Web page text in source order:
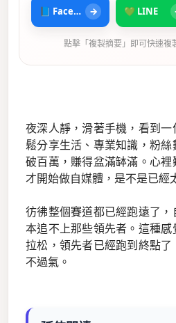
📘 Facebook → 💚 LINE
點擊「複製摘要」即可快速複
夜深人靜，滑著手機，看到
鬆分享生活、專業知識，粉
破百萬，賺得盆滿缽滿。心
才開始做自媒體，是不是已經
彷彿整個賽道都已經跑遠了
本追不上那些領先者。這種
拉松，領先者已經跑到終點
不過氣。